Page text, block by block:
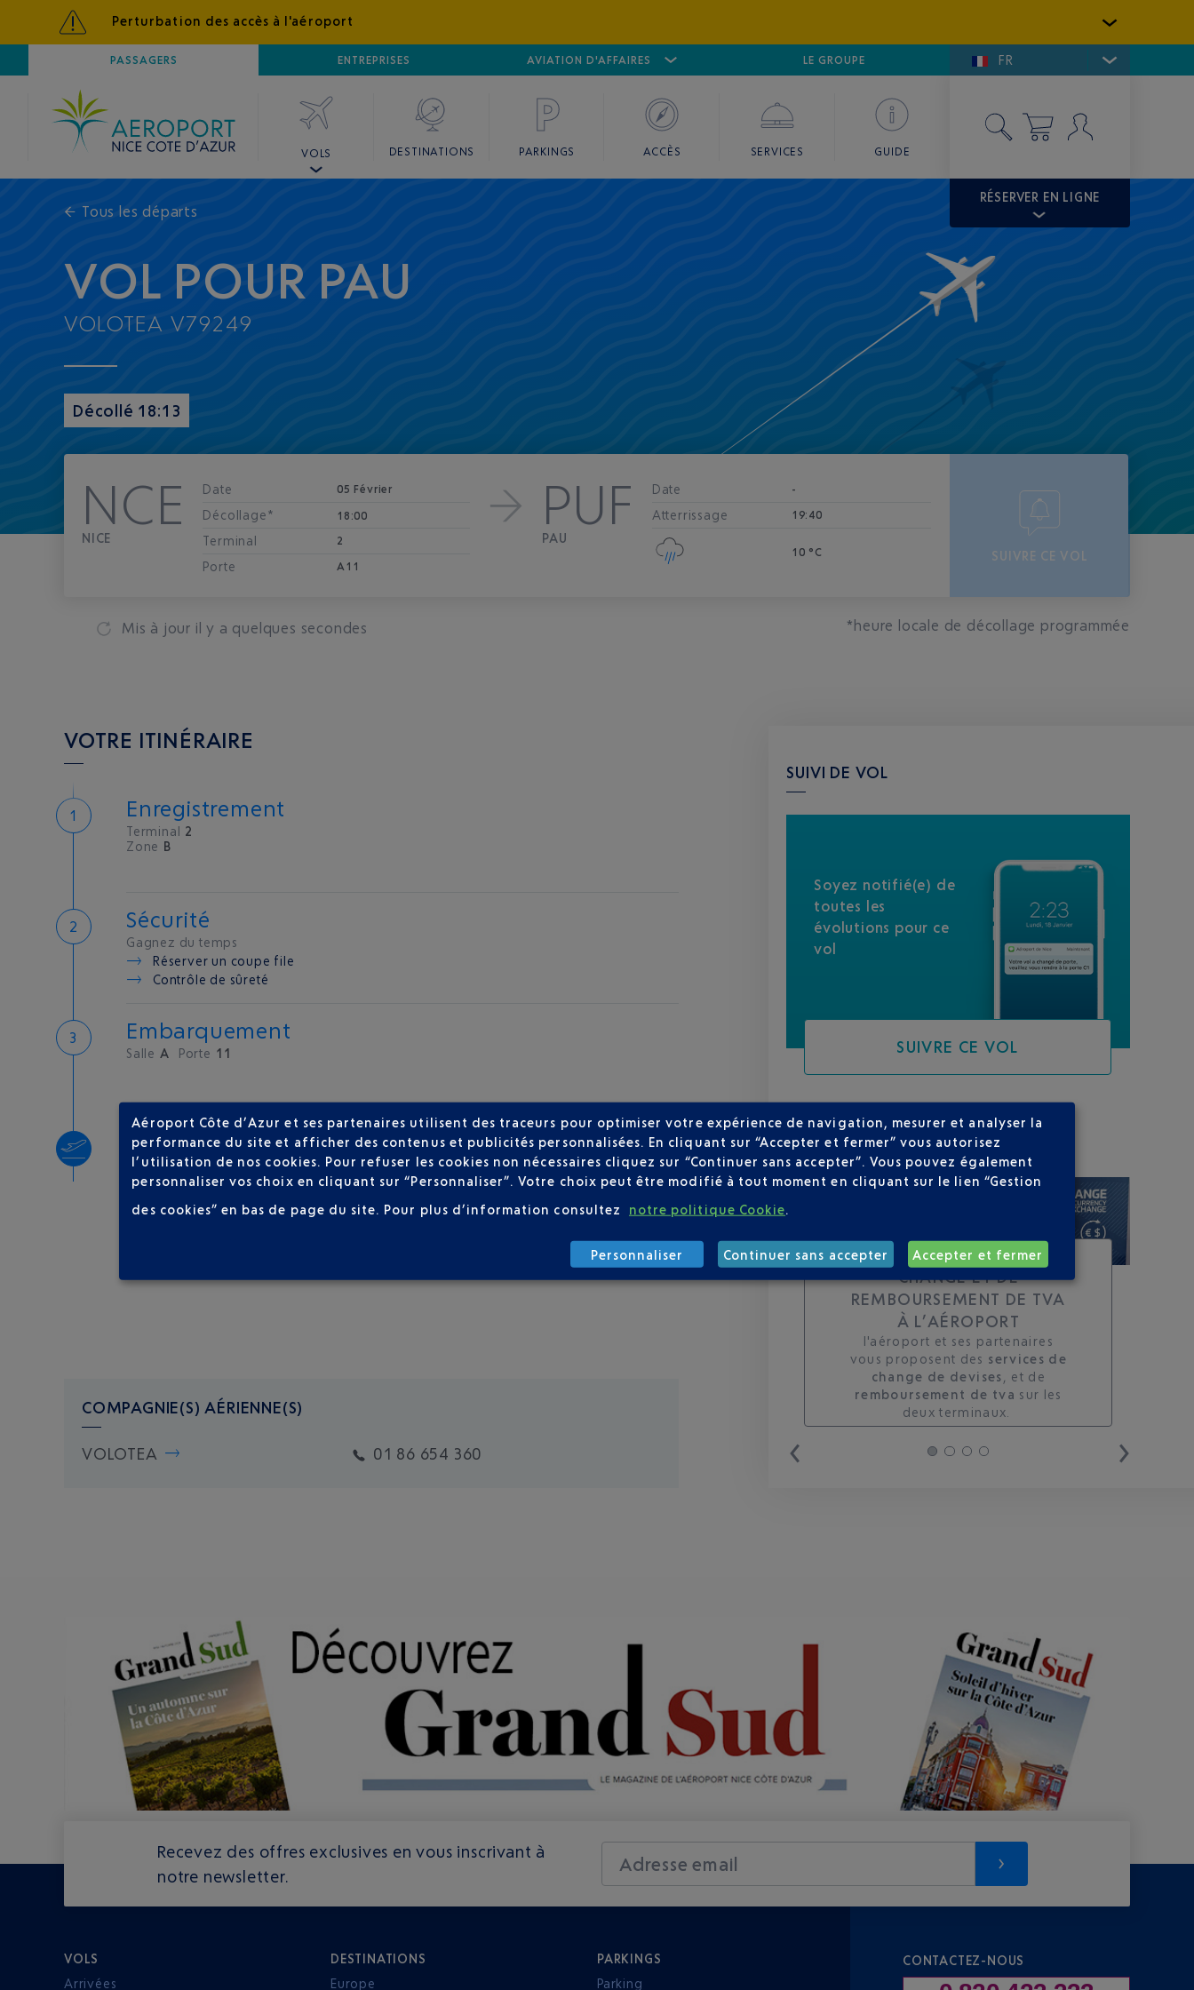
Perturbation des accès à l'aéroport
PASSAGERS ENTREPRISES AVIATION D'AFFAIRES
AÉROPORTNICE CÔTE D'AZUR AÉROPORT CANNES MANDELIEU GOLFE DE SAINT-TROPEZ
LE GROUPE FR
VOLS DESTINATIONS PARKINGS ACCÈS SERVICES GUIDE
RÉSERVER EN LIGNE
← Tous les départs
VOL POUR PAU
VOLOTEA V79249
Décollé 18:13
NCE
NICE
Date 05 Février
Décollage* 18:00
Terminal 2
Porte A11
PUF
PAU
Date -
Atterrissage 19:40
10 °C SUIVRE CE VOL
Mis à jour il y a quelques secondes *heure locale de décollage programmée
VOTRE ITINÉRAIRE
Enregistrement
Terminal 2
Zone B
Sécurité
Gagnez du temps
Réserver un coupe file
Contrôle de sûreté
Embarquement
Salle A Porte 11
Décollage
Type d'appareil : A319
COMPAGNIE(S) AÉRIENNE(S)
VOLOTEA 01 86 654 360
SUIVI DE VOL
Soyez notifié(e) de
toutes les
évolutions pour ce
vol
SUIVRE CE VOL
SUR VOTRE PARCOURS
TOUS LES SERVICES DE
CHANGE ET DE
REMBOURSEMENT DE TVA
À L’AÉROPORT
l'aéroport et ses partenaires
vous proposent des services de
change de devises , et de
remboursement de tva sur les
deux terminaux. ​
Recevez des offres exclusives en vous inscrivant à
notre newsletter.
Adresse email
VOLS
Arrivées
DESTINATIONS
Europe
PARKINGS
Parking
CONTACTEZ-NOUS
Aéroport Côte d’Azur et ses partenaires utilisent des traceurs pour optimiser votre expérience de navigation, mesurer et analyser la
performance du site et afficher des contenus et publicités personnalisées. En cliquant sur “Accepter et fermer” vous autorisez
l’utilisation de nos cookies. Pour refuser les cookies non nécessaires cliquez sur “Continuer sans accepter”. Vous pouvez également
personnaliser vos choix en cliquant sur “Personnaliser”. Votre choix peut être modifié à tout moment en cliquant sur le lien “Gestion
des cookies” en bas de page du site. Pour plus d’information consultez notre politique Cookie.
Personnaliser Continuer sans accepter Accepter et fermer